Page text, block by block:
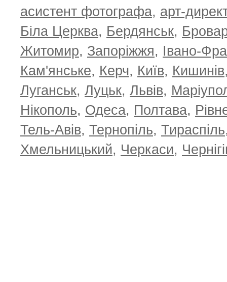
TOP 100 for May 2026 0 +6.59 ТОП 100
+4.30
асистент фотографа, арт-
Біла Церква, Бердянськ,
Житомир, Запоріжжя, Івано-
Кам'янське, Керч, Київ, Кишинів
Луганськ, Луцьк, Львів,
Нікополь, Одеса, Полтава,
Тель-Авів, Тернопіль, Тираспіль
Хмельницький, Черкаси,